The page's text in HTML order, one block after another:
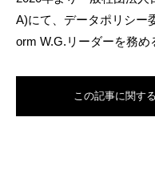
A)にて、データポリシー
orm W.G.リーダーを務め
この記事に関す